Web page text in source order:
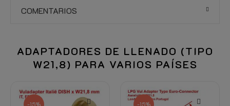
COMENTARIOS
ADAPTADORES DE LLENADO (TIPO
W21,8) PARA VARIOS PAÍSES
-15% -15%